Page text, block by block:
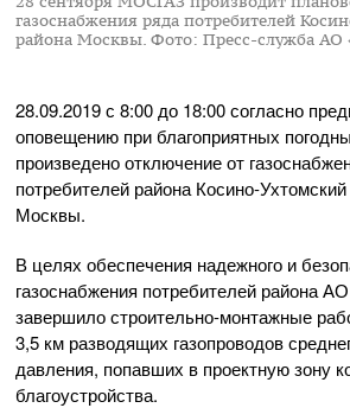
газоснабжения ряда потребителей
района Москвы. Фото: Пресс-служба АО
28.09.2019с 8:00 до 18:00 согласно
оповещению при благоприятных
произведено отключение от
потребителей района Косино-Ухтомский
Москвы.
В целях обеспечения надежного и
газоснабжения потребителей района
завершилостроительно-монтажные
3,5 км разводящих газопроводов
давления, попавших в проектную зону
благоустройства.